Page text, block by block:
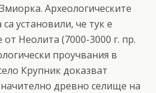
Археологическите
установили, че тук е
Неолита (7000-3000 г. пр.
проучвания в
Крупник доказват
древно селище на